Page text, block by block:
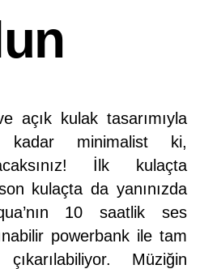
açık kulak tasarımıyla
minimalist ki,
İlk kulaçta
kulaçta da yanınızda
10 saatlik ses
powerbank ile tam
Müziğin